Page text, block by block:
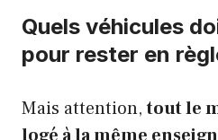
Quels véhicules
pour rester en
Mais attention,tout le